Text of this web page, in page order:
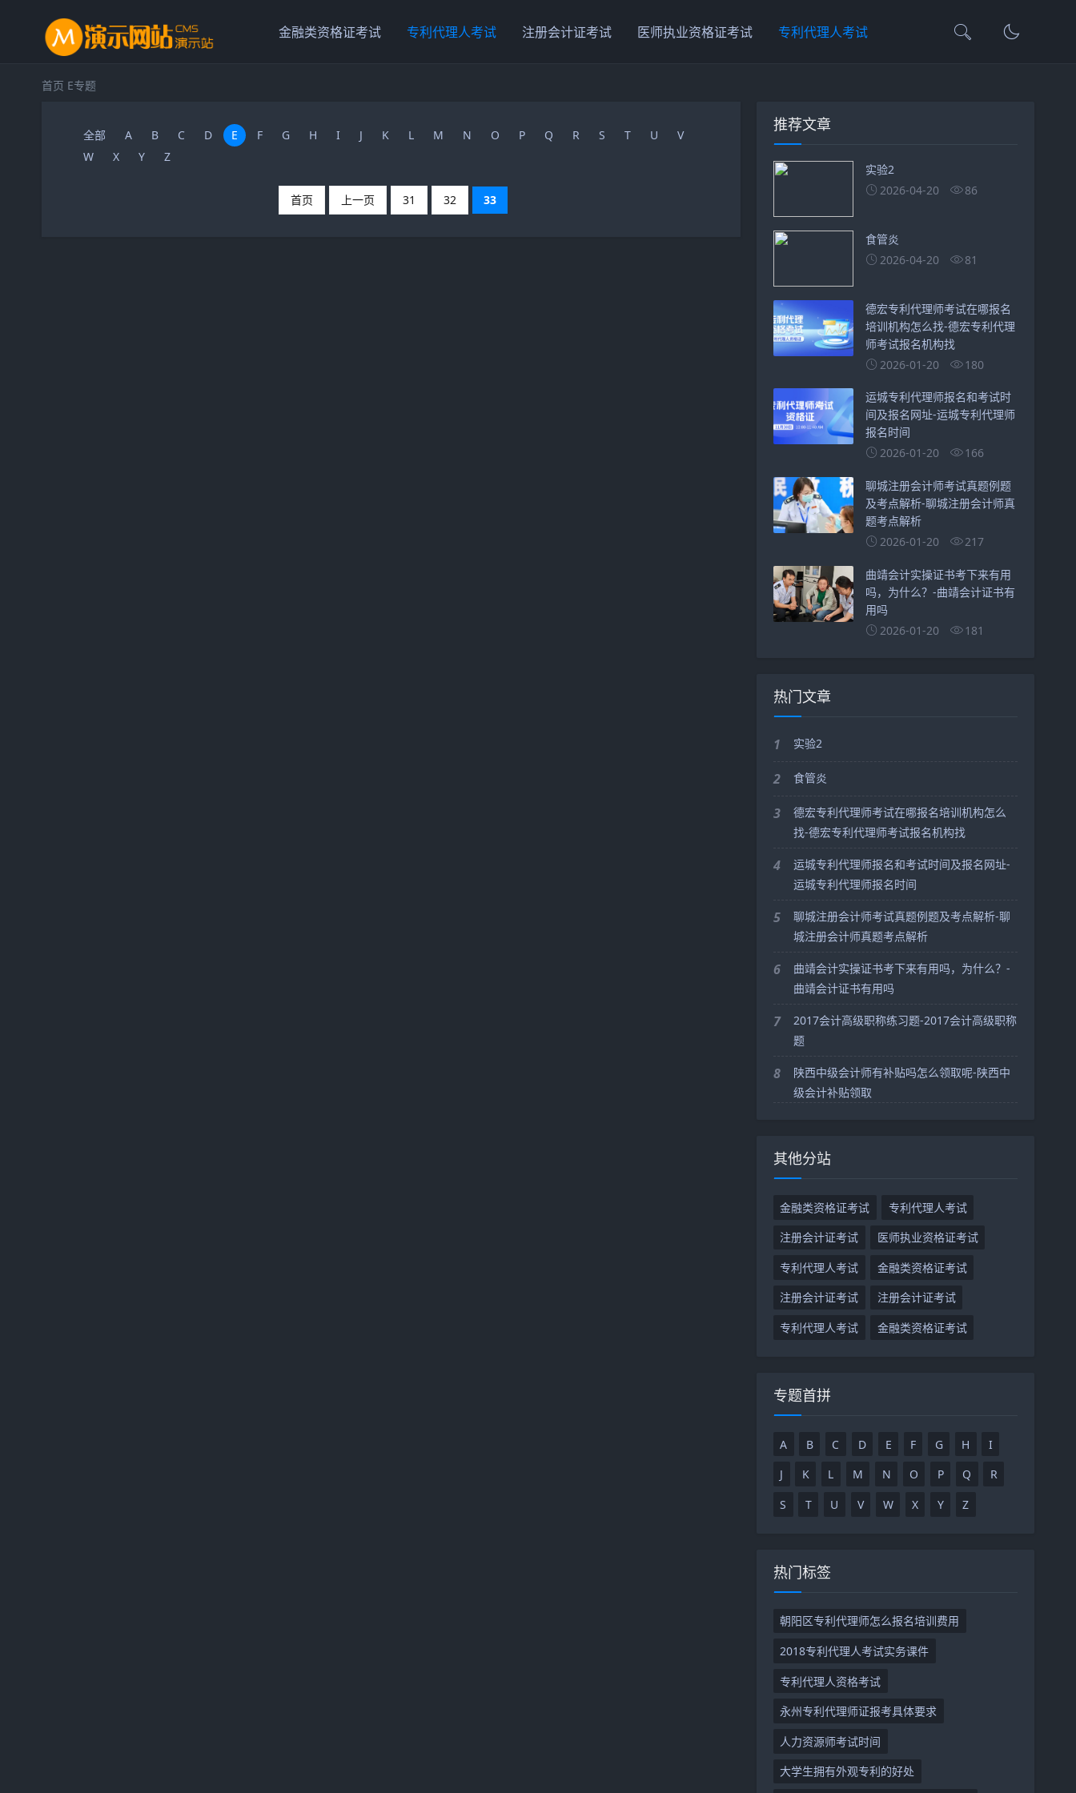
金融类资格证考试 专利代理人考试 注册会计证考试 医师执业资格证考试 专利代理人考试
首页 E专题
全部 A B C D E F G H I J K L M N O P Q R S T U
V
W
X Y Z
首页 上一页 31 32 33
推荐文章
实验2
2026-04-20
86
食管炎
2026-04-20
81
德宏专利代理师考试在哪报名
培训机构怎么找-德宏专利代理
师考试报名机构找
2026-01-20
180
运城专利代理师报名和考试时
间及报名网址-运城专利代理师
报名时间
2026-01-20
166
聊城注册会计师考试真题例题
及考点解析-聊城注册会计师真
题考点解析
2026-01-20
217
曲靖会计实操证书考下来有用
吗，为什么？-曲靖会计证书有
用吗
2026-01-20
181
热门文章
1 实验2
2 食管炎
3
德宏专利代理师考试在哪报名培训机构怎么
找-德宏专利代理师考试报名机构找
4
运城专利代理师报名和考试时间及报名网址-
运城专利代理师报名时间
5
聊城注册会计师考试真题例题及考点解析-聊
城注册会计师真题考点解析
6
曲靖会计实操证书考下来有用吗，为什么？-
曲靖会计证书有用吗
7
2017会计高级职称练习题-2017会计高级职称
题
8
陕西中级会计师有补贴吗怎么领取呢-陕西中
级会计补贴领取
其他分站
金融类资格证考试
专利代理人考试
注册会计证考试
医师执业资格证考试
专利代理人考试
金融类资格证考试
注册会计证考试
注册会计证考试
专利代理人考试
金融类资格证考试
专题首拼
A B C D E F G H
I
J
K L M N O P Q
R
S
T U V W X Y Z
热门标签
朝阳区专利代理师怎么报名培训费用
2018专利代理人考试实务课件
专利代理人资格考试
永州专利代理师证报考具体要求
人力资源师考试时间
大学生拥有外观专利的好处